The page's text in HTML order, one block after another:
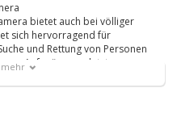
bietet auch bei völliger
sich hervorragend für
und Rettung von Personen
Aufspüren verletzter,
mehr